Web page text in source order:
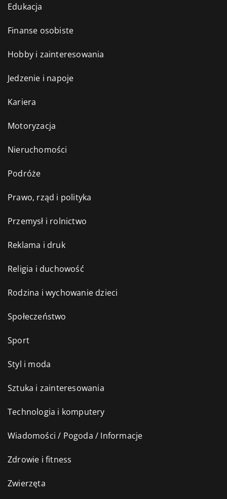
Edukacja
Finanse osobiste
Hobby i zainteresowania
Jedzenie i napoje
Kariera
Motoryzacja
Nieruchomości
Podróże
Prawo, rząd i polityka
Przemysł i rolnictwo
Reklama i druk
Religia i duchowość
Rodzina i wychowanie dzieci
Społeczeństwo
Sport
Styl i moda
Sztuka i zainteresowania
Technologia i komputery
Wiadomości / Pogoda / Informacje
Zdrowie i fitness
Zwierzęta